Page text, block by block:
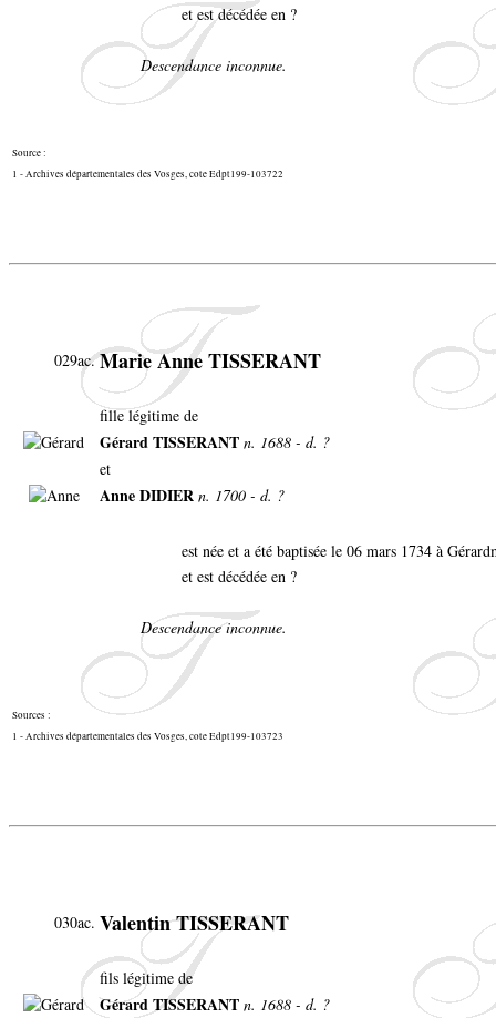
et est décédée en ?
Descendance inconnue.
Source :
1 - Archives départementales des Vosges, cote Edpt199-103722
029ac. Marie Anne TISSERANT
fille légitime de
Gérard TISSERANT n. 1688 - d. ?
et
Anne DIDIER n. 1700 - d. ?
est née et a été baptisée le 06 mars 1734 à
et est décédée en ?
Descendance inconnue.
Sources :
1 - Archives départementales des Vosges, cote Edpt199-103723
030ac. Valentin TISSERANT
fils légitime de
Gérard TISSERANT n. 1688 - d. ?